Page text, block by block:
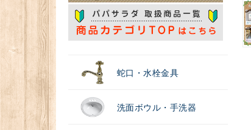
蛇口・水栓金具
洗面ボウル・手洗器